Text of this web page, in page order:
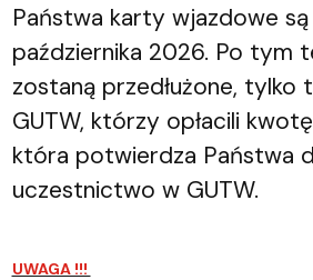
Państwa karty wjazdowe
października 2026. Po tym
zostaną przedłużone, tylko
GUTW, którzy opłacili
która potwierdza Państwa
uczestnictwo w GUTW.
UWAGA !!!